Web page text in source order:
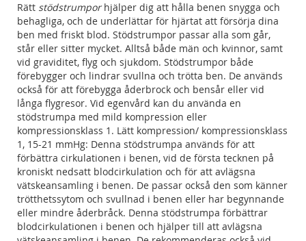
Rätt stödstrumporhjälper dig att hålla benen snygga och
behagliga, och de underlättar för hjärtat att försörja dina
ben med friskt blod. Stödstrumpor passar alla som går,
står eller sitter mycket. Alltså både män och kvinnor, samt
vid graviditet, flyg och sjukdom. Stödstrumpor både
förebygger och lindrar svullna och trötta ben. De används
också för att förebygga åderbrock och bensår eller vid
långa flygresor. Vid egenvård kan du använda en
stödstrumpa med mild kompression eller
kompressionsklass 1. Lätt kompression/ kompressionsklass
1, 15-21 mmHg: Denna stödstrumpa används för att
förbättra cirkulationen i benen, vid de första tecknen på
kroniskt nedsatt blodcirkulation och för att avlägsna
vätskeansamling i benen. De passar också den som känner
trötthetssytom och svullnad i benen eller har begynnande
eller mindre åderbråck. Denna stödstrumpa förbättrar
blodcirkulationen i benen och hjälper till att avlägsna